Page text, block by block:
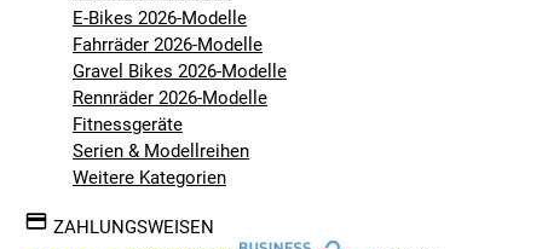
E-Bikes 2026-Modelle
Fahrräder 2026-Modelle
Gravel Bikes 2026-Modelle
Rennräder 2026-Modelle
Fitnessgeräte
Serien & Modellreihen
Weitere Kategorien
ZAHLUNGSWEISEN